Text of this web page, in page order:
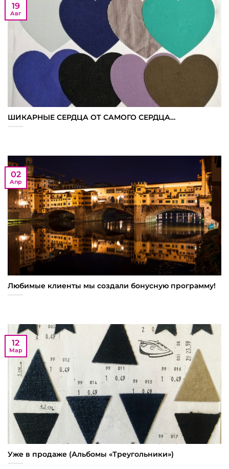
ШИКАРНЫЕ СЕРДЦА ОТ САМОГО СЕРДЦА…
19
Авг
Любимые клиенты мы создали бонусную программу!
02
Апр
Уже в продаже (Альбомы «Треугольники»)
12
Мар